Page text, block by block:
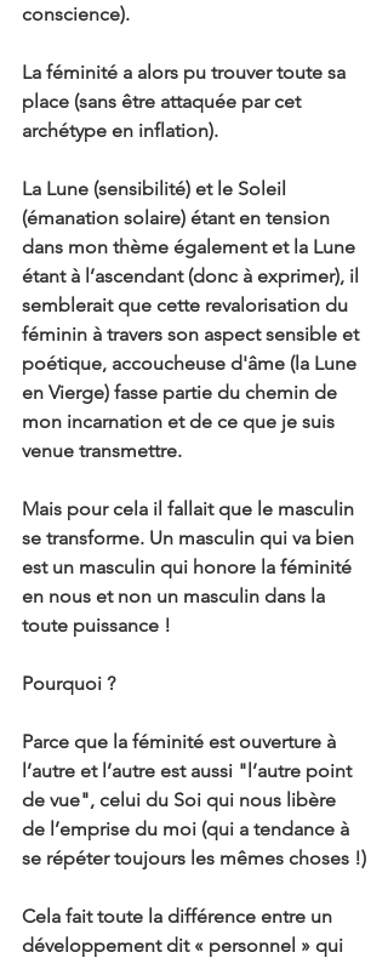
conscience).
La féminité a alors pu trouver toute sa
place (sans être attaquée par cet
archétype en inflation).
La Lune (sensibilité) et le Soleil
(émanation solaire) étant en tension
dans mon thème également et la Lune
étant à l’ascendant (donc à exprimer), il
semblerait que cette revalorisation du
féminin à travers son aspect sensible et
poétique, accoucheuse d'âme (la Lune
en Vierge) fasse partie du chemin de
mon incarnation et de ce que je suis
venue transmettre.
Mais pour cela il fallait que le masculin
se transforme. Un masculin qui va bien
est un masculin qui honore la féminité
en nous et non un masculin dans la
toute puissance !
Pourquoi ?
Parce que la féminité est ouverture à
l’autre et l’autre est aussi "l’autre point
de vue", celui du Soi qui nous libère
de l’emprise du moi (qui a tendance à
se répéter toujours les mêmes choses !)
Cela fait toute la différence entre un
développement dit « personnel » qui